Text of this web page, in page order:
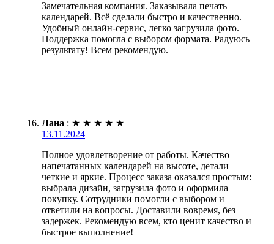
Замечательная компания. Заказывала печать
календарей. Всё сделали быстро и качественно.
Удобный онлайн-сервис, легко загрузила фото.
Поддержка помогла с выбором формата. Радуюсь
результату! Всем рекомендую.
Лана : ★ ★ ★ ★ ★
13.11.2024
Полное удовлетворение от работы. Качество
напечатанных календарей на высоте, детали
четкие и яркие. Процесс заказа оказался простым:
выбрала дизайн, загрузила фото и оформила
покупку. Сотрудники помогли с выбором и
ответили на вопросы. Доставили вовремя, без
задержек. Рекомендую всем, кто ценит качество и
быстрое выполнение!